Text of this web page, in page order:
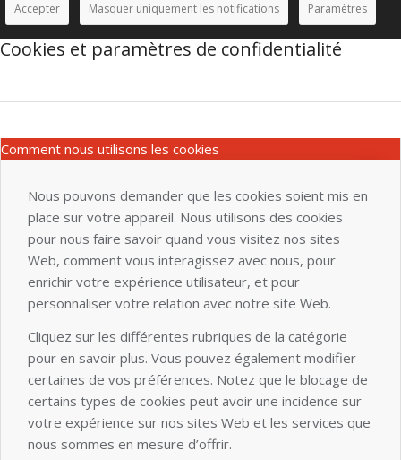
Accepter Masquer uniquement les notifications Paramètres
Cookies et paramètres de confidentialité
Comment nous utilisons les cookies
Nous pouvons demander que les cookies soient mis en
place sur votre appareil. Nous utilisons des cookies
pour nous faire savoir quand vous visitez nos sites
Web, comment vous interagissez avec nous, pour
enrichir votre expérience utilisateur, et pour
personnaliser votre relation avec notre site Web.
Cliquez sur les différentes rubriques de la catégorie
pour en savoir plus. Vous pouvez également modifier
certaines de vos préférences. Notez que le blocage de
certains types de cookies peut avoir une incidence sur
votre expérience sur nos sites Web et les services que
nous sommes en mesure d’offrir.